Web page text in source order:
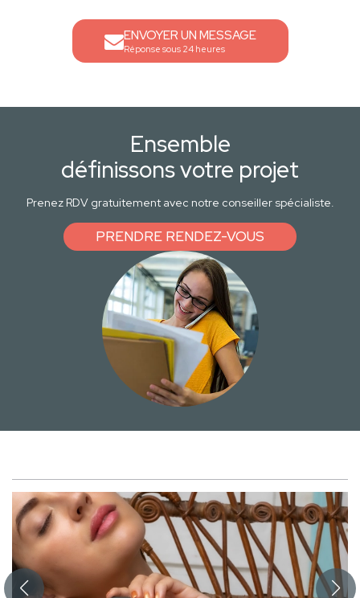
ENVOYER UN MESSAGE
Réponse sous 24 heures
Ensemble
définissons votre projet
Prenez RDV gratuitement avec notre conseiller spécialiste.
PRENDRE RENDEZ-VOUS